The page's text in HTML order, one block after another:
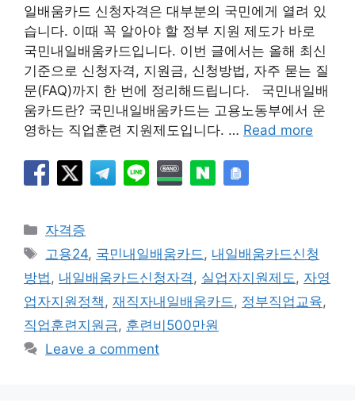
일배움카드 신청자격은 대부분의 국민에게 열려 있
습니다. 이때 꼭 알아야 할 정부 지원 제도가 바로
국민내일배움카드입니다. 이번 글에서는 올해 최신
기준으로 신청자격, 지원금, 신청방법, 자주 묻는 질
문(FAQ)까지 한 번에 정리해드립니다. 국민내일배
움카드란? 국민내일배움카드는 고용노동부에서 운
영하는 직업훈련 지원제도입니다. … Read more
Categories
자격증
Tags
고용24, 국민내일배움카드, 내일배움카드신청
방법, 내일배움카드신청자격, 실업자지원제도, 자영
업자지원정책, 재직자내일배움카드, 정부직업교육,
직업훈련지원금, 훈련비500만원
Leave a comment